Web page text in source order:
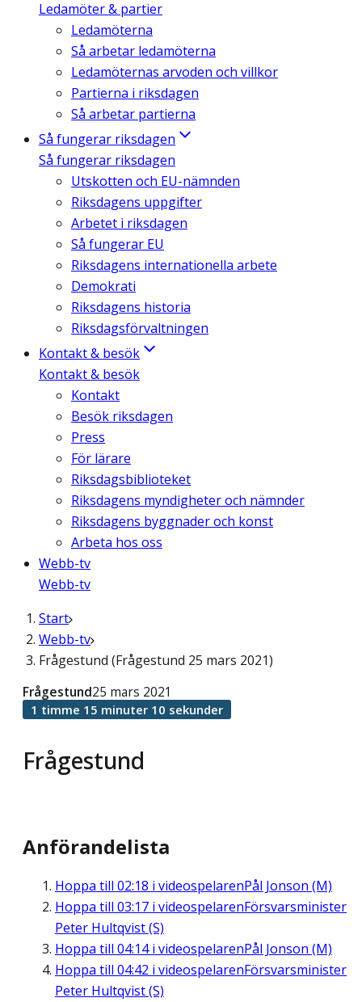
Ledamöter & partier
Ledamöterna
Så arbetar ledamöterna
Ledamöternas arvoden och villkor
Partierna i riksdagen
Så arbetar partierna
Så fungerar riksdagen
Så fungerar riksdagen
Utskotten och EU-nämnden
Riksdagens uppgifter
Arbetet i riksdagen
Så fungerar EU
Riksdagens internationella arbete
Demokrati
Riksdagens historia
Riksdagsförvaltningen
Kontakt & besök
Kontakt & besök
Kontakt
Besök riksdagen
Press
För lärare
Riksdagsbiblioteket
Riksdagens myndigheter och nämnder
Riksdagens byggnader och konst
Arbeta hos oss
Webb-tv
Webb-tv
Start
Webb-tv
Frågestund (Frågestund 25 mars 2021)
Frågestund
Frågestund25 mars 2021
1 timme 15 minuter 10 sekunder
Anförandelista
Hoppa till 02:18 i videospelarenPål Jonson (M)
Hoppa till 03:17 i videospelarenFörsvarsminister
Peter Hultqvist (S)
Hoppa till 04:14i videospelarenPål Jonson (M)
Hoppa till 04:42 i videospelarenFörsvarsminister
Peter Hultqvist (S)